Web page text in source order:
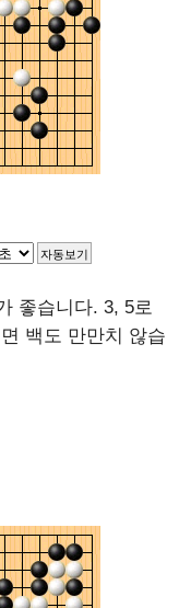
좋습니다. 3, 5로
백도 만만치 않습